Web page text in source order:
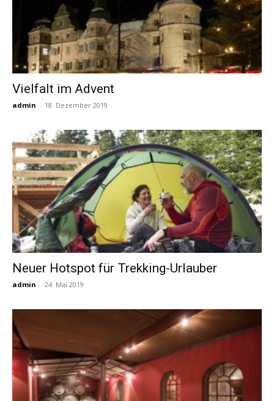
und
Vielfalt im Advent
admin - 18. Dezember 2019
Neuer Hotspot für Trekking-Urlauber
admin - 24. Mai 2019